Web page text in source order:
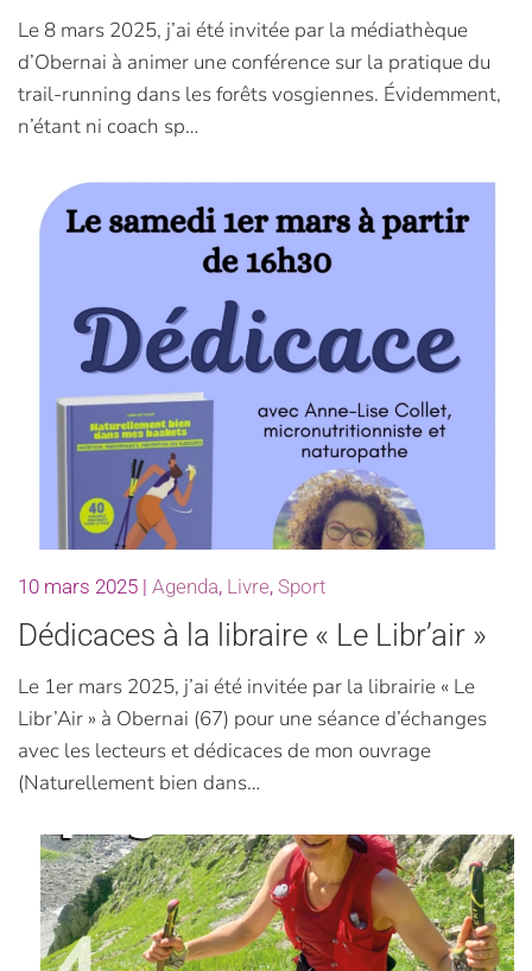
Le 8 mars 2025, j’ai été invitée par la médiathèque
d’Obernai à animer une conférence sur la pratique du
trail-running dans les forêts vosgiennes. Évidemment,
n’étant ni coach sp…
10 mars 2025 | Agenda, Livre, Sport
Dédicaces à la libraire « Le Libr’air »
Le 1er mars 2025, j’ai été invitée par la librairie « Le
Libr’Air » à Obernai (67) pour une séance d’échanges
avec les lecteurs et dédicaces de mon ouvrage
(Naturellement bien dans…